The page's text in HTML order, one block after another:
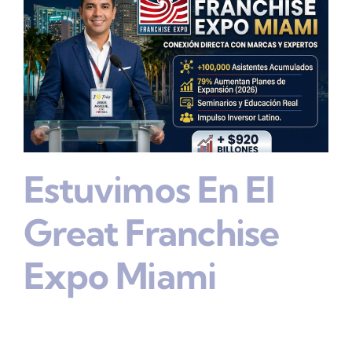
Estuvimos En El
Great Franchise
Expo Miami